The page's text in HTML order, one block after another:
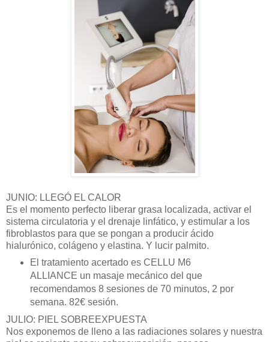
JUNIO: LLEGÓ EL CALOR
Es el momento perfecto liberar grasa localizada, activar el
sistema circulatoria y el drenaje linfático, y estimular a los
fibroblastos para que se pongan a producir ácido
hialurónico, col ágeno y elastina. Y lucir palmito.
El tratamiento acertado es CELLU M6
ALLIANCE un masaje mecánico del que
recomendamos 8 sesiones de 70 minutos, 2 por
semana. 82€ sesión.
JULIO: PIEL SOBREEXPUESTA
Nos exponemos de lleno a las radiaciones solares y nuestra